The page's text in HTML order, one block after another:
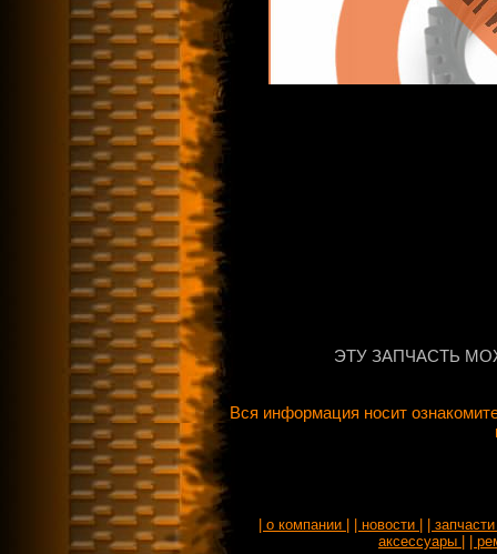
ЭТУ ЗАПЧАСТЬ
Вся информация носит
| о компании | | новости |
|
аксессуары |
|